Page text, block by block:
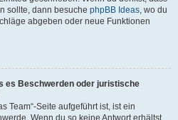
sollte, dann besuche phpBB Ideas, wo du
abgeben oder neue Funktionen
es Beschwerden oder juristische
Team“-Seite aufgeführt ist, ist ein
Wenn du so keine Antwort erhältst,